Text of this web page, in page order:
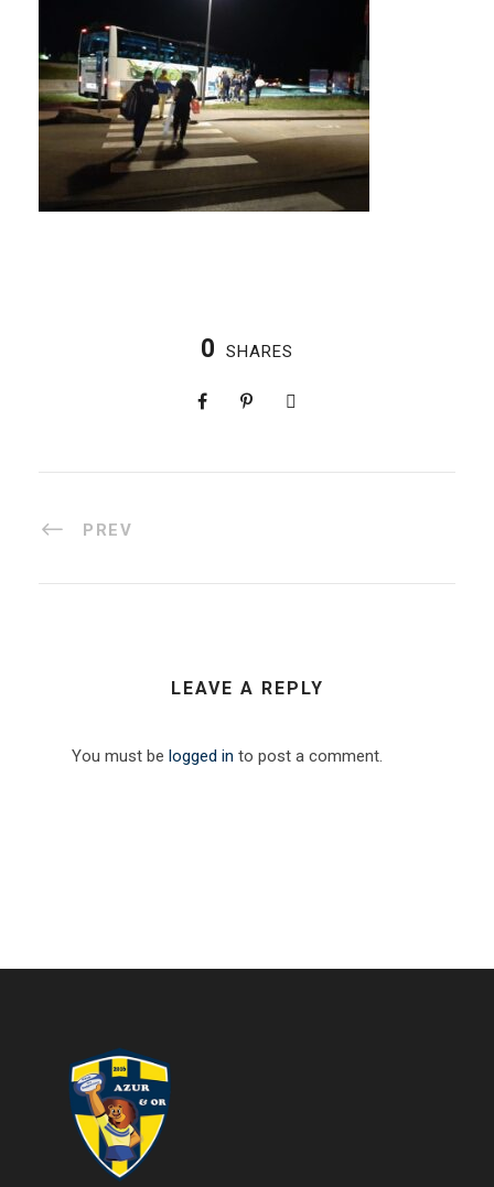
0 SHARES
PREV
LEAVE A REPLY
You must be logged in to post a comment.